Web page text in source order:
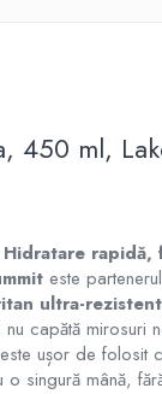
450 ml,
rapidă,
este
ultra-rezistent
capătă mirosuri
ușor de folosit
singură mână,